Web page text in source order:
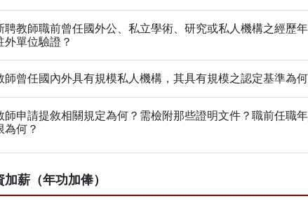
聘教師職前曾任國外公、私立學術、研究或私人機構之經歷
外單位驗證？
師曾任國內外具有規模私人機構，其具有規模之認定基準為何
師申請提敘相關規定為何？需檢附那些證明文件？職前任職
為何？
加薪（年功加俸）